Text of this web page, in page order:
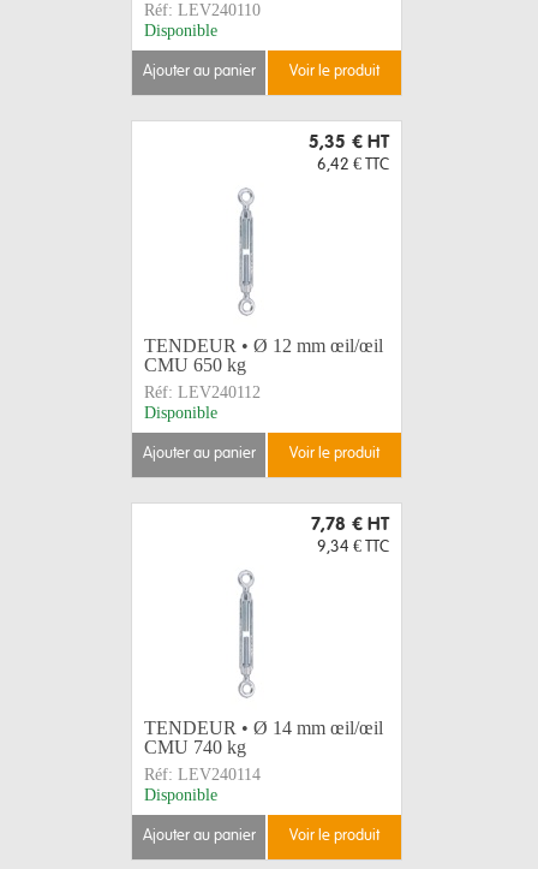
Réf: LEV240110
Disponible
ajouter au panier voir le produit
5,35 € HT
6,42 € TTC
TENDEUR • Ø 12 mm œil/œil
CMU 650 kg
Réf: LEV240112
Disponible
ajouter au panier voir le produit
7,78 € HT
9,34 € TTC
TENDEUR • Ø 14 mm œil/œil
CMU 740 kg
Réf: LEV240114
Disponible
ajouter au panier voir le produit